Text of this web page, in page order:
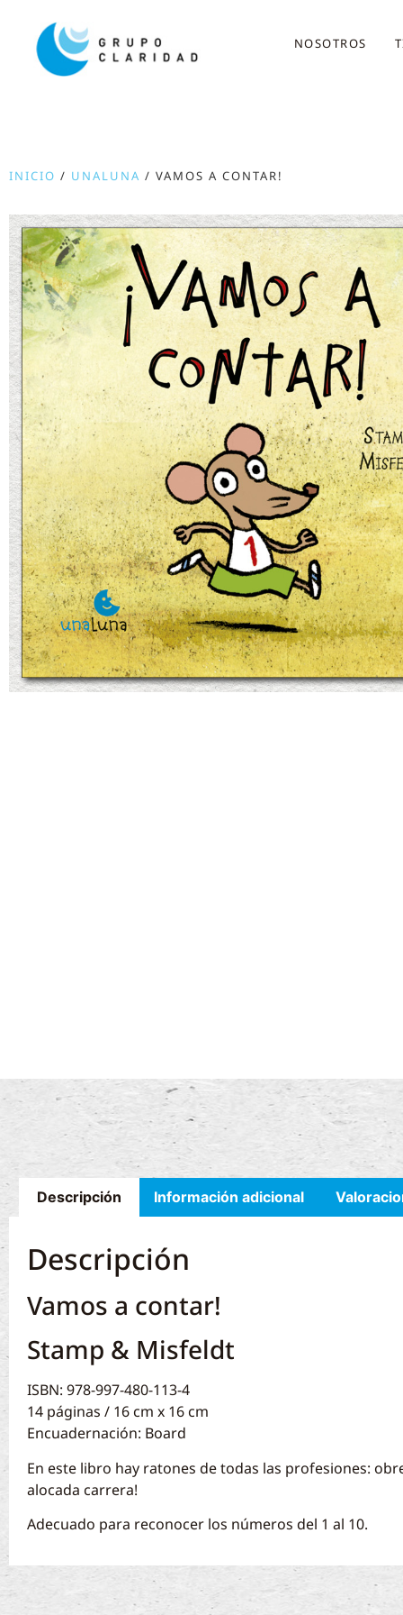
NOSOTROS
INICIO / UNALUNA / VAMOS A CONTAR!
Descripción Información adicional
Descripción
Vamos a contar!
Stamp & Misfeldt
ISBN: 978-997-480-113-4
14 páginas / 16 cm x 16 cm
Encuadernación: Board
En este libro hay ratones de todas las profesiones:
alocada carrera!
Adecuado para reconocer los números del 1 al 10.